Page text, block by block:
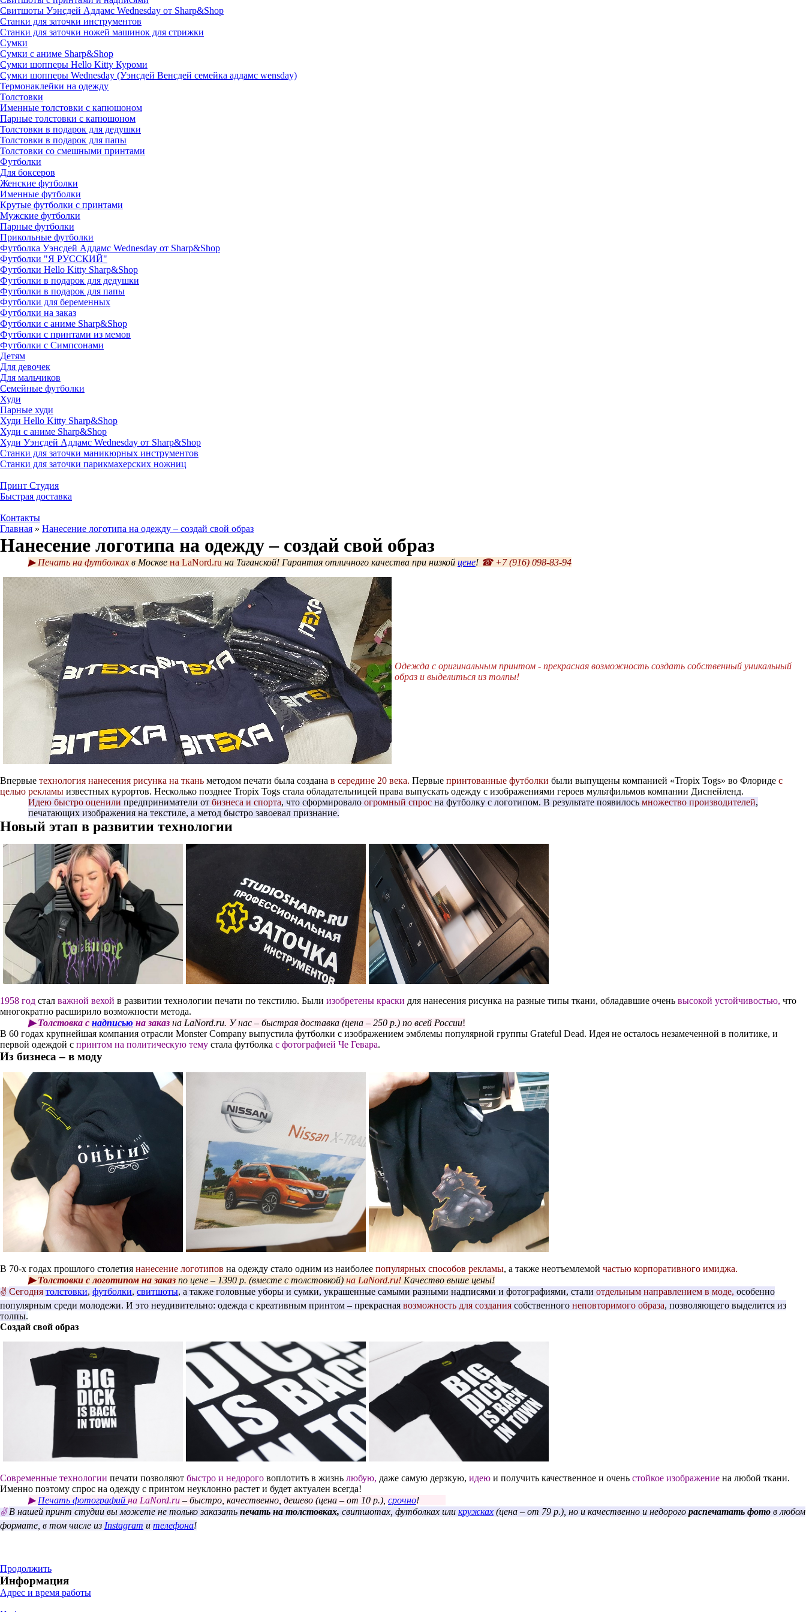
Свитшоты Уэнсдей Аддамс Wednesday от Sharp&Shop
Станки для заточки инструментов
Станки для заточки ножей машинок для стрижки
Сумки
Сумки с аниме Sharp&Shop
Сумки шопперы Hello Kitty Куроми
Сумки шопперы Wednesday (Уэнсдей Венсдей семейка аддамс wensday)
Термонаклейки на одежду
Толстовки
Именные толстовки с капюшоном
Парные толстовки с капюшоном
Толстовки в подарок для дедушки
Толстовки в подарок для папы
Толстовки со смешными принтами
Футболки
Для боксеров
Женские футболки
Именные футболки
Крутые футболки с принтами
Мужские футболки
Парные футболки
Прикольные футболки
Футболка Уэнсдей Аддамс Wednesday от Sharp&Shop
Футболки "Я РУССКИЙ"
Футболки Hello Kitty Sharp&Shop
Футболки в подарок для дедушки
Футболки в подарок для папы
Футболки для беременных
Футболки на заказ
Футболки с аниме Sharp&Shop
Футболки с принтами из мемов
Футболки с Симпсонами
Детям
Для девочек
Для мальчиков
Семейные футболки
Худи
Парные худи
Худи Hello Kitty Sharp&Shop
Худи с аниме Sharp&Shop
Худи Уэнсдей Аддамс Wednesday от Sharp&Shop
Станки для заточки маникюрных инструментов
Станки для заточки парикмахерских ножниц
Принт Студия
Быстрая доставка
Контакты
Главная » Нанесение логотипа на одежду – создай свой образ
Нанесение логотипа на одежду – создай свой образ
▶ Печать на футболках в Москвена LaNord.ruна Таганской! Гарантия отличного качества при низкойцене! ☎ +7 (916) 098-83-94
Одежда с оригинальным принтом - прекрасная возможность создать собственный уникальный
образ и выделиться из толпы!
Впервые технология нанесения рисунка на ткань методом печати была создана в середине 20 века. Первые принтованные футболки были выпущены компанией «Tropix Togs» во Флориде с
целью рекламы известных курортов. Несколько позднее Tropix Togs стала обладательницей права выпускать одежду с изображениями героев мультфильмов компании Диснейленд.
Идею быстро оценилипредприниматели отбизнеса и спорта, что сформировалоогромный спросна футболку с логотипом. В результате появилосьмножество производителей,
печатающих изображения на текстиле, а метод быстро завоевал признание.
Новый этап в развитии технологии
1958 год стал важной вехой в развитии технологии печати по текстилю. Были изобретены краски для нанесения рисунка на разные типы ткани, обладавшие очень высокой устойчивостью, что
многократно расширило возможности метода.
▶ Толстовка снадписью на заказ на LaNord.ru. У нас – быстрая доставка (цена – 250 р.) по всей России!
В 60 годах крупнейшая компания отрасли Monster Company выпустила футболки с изображением эмблемы популярной группы Grateful Dead. Идея не осталось незамеченной в политике, и
первой одеждой с принтом на политическую тему стала футболка с фотографией Че Гевара.
Из бизнеса – в моду
В 70-х годах прошлого столетия нанесение логотипов на одежду стало одним из наиболее популярных способов рекламы, а также неотъемлемой частью корпоративного имиджа.
▶ Толстовки с логотипом на заказпо цене – 1390 р. (вместе с толстовкой)на LaNord.ru! Качество выше цены!
✌ Сегодня толстовки, футболки, свитшоты, а также головные уборы и сумки, украшенные самыми разными надписями и фотографиями, стали отдельным направлением в моде, особенно
популярным среди молодежи. И это неудивительно: одежда с креативным принтом – прекрасная возможность для создания собственного неповторимого образа, позволяющего выделится из
толпы.
Создай свой образ
Современные технологии печати позволяют быстро и недорого воплотить в жизнь любую, даже самую дерзкую, идею и получить качественное и очень стойкое изображение на любой ткани.
Именно поэтому спрос на одежду с принтом неуклонно растет и будет актуален всегда!
▶ Печать фотографийна LaNord.ru– быстро, качественно, дешево (цена – от 10 р.),срочно!
✌ В нашей принт студии вы можете не только заказать печать на толстовках, свитшотах, футболках или кружках (цена – от 79 р.), но и качественно и недорого распечатать фото в любом
формате, в том числе из Instagram и телефона!
Продолжить
Информация
Адрес и время работы